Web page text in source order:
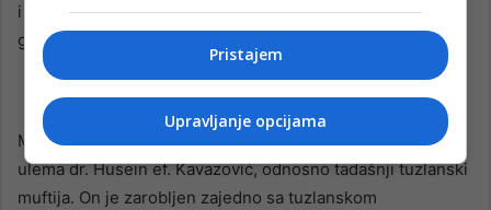
i Heliodrom, do puštanja na slobodu u decembru 1993.
godine.
Među imamima logorašima Herceg-Bosne bio je i reisu-l-
ulema dr. Husein ef. Kavazović, odnosno tadašnji tuzlanski
muftija. On je zarobljen zajedno sa tuzlanskom
Pristajem
Upravljanje opcijama